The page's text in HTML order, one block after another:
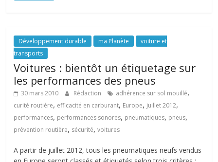
Développement durable ma Planète
voiture et
transports
Voitures : bientôt un étiquetage sur
les performances des pneus
30 mars 2010 Rédaction adhérence sur sol mouillé,
curité routière, efficacité en carburant, Europe, juillet 2012,
performances, performances sonores, pneumatiques, pneus,
prévention routière, sécurité,voitures
A partir de juillet 2012, tous les pneumatiques neufs vendus